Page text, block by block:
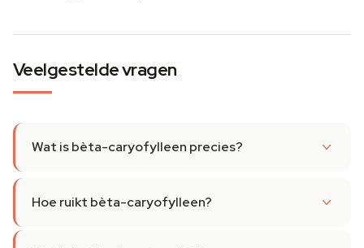
Veelgestelde vragen
Wat is bèta-caryofylleen precies?
Hoe ruikt bèta-caryofylleen?